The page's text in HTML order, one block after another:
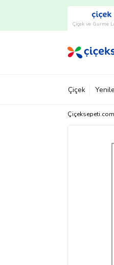
Çiçek ve Gurme
Çiçek
Çiçeksepeti.com